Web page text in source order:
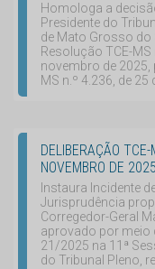
Homologa a
Presidente do
de Mato Grosso do
Resolução TCE-MS
novembro de 2025,
MS n.º 4.236, de
DELIBERAÇÃO
NOVEMBRO DE
Instaura Incidente
Jurisprudência
Corregedor-Geral
aprovado por meio
21/2025 na 11ª
do Tribunal Pleno,